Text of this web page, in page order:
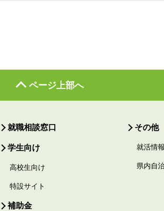
ページ上部へ
就職相談窓口
学生向け
高校生向け
特設サイト
補助金
その他
就活情
県内自